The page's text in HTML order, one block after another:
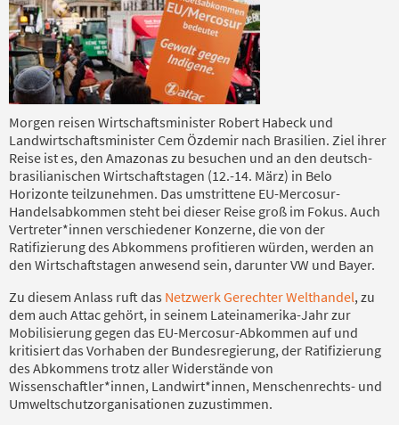
Morgen reisen Wirtschaftsminister Robert Habeck und
Landwirtschaftsminister Cem Özdemir nach Brasilien. Ziel ihrer
Reise ist es, den Amazonas zu besuchen und an den deutsch-
brasilianischen Wirtschaftstagen (12.-14. März) in Belo
Horizonte teilzunehmen. Das umstrittene EU-Mercosur-
Handelsabkommen steht bei dieser Reise groß im Fokus. Auch
Vertreter*innen verschiedener Konzerne, die von der
Ratifizierung des Abkommens profitieren würden, werden an
den Wirtschaftstagen anwesend sein, darunter VW und Bayer.
Zu diesem Anlass ruft das Netzwerk Gerechter Welthandel, zu
dem auch Attac gehört, in seinem Lateinamerika-Jahr zur
Mobilisierung gegen das EU-Mercosur-Abkommen auf und
kritisiert das Vorhaben der Bundesregierung, der Ratifizierung
des Abkommens trotz aller Widerstände von
Wissenschaftler*innen, Landwirt*innen, Menschenrechts- und
Umweltschutzorganisationen zuzustimmen.